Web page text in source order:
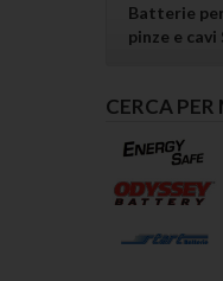
Batterie
pinze e cavi
CERCA